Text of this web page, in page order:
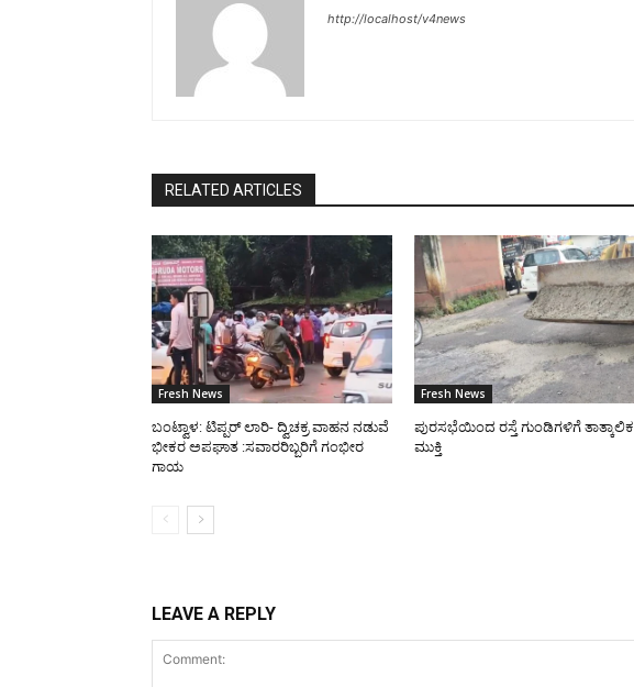
http://localhost/v4news
RELATED ARTICLES
Fresh News
ಬಂಟ್ವಾಳ: ಟಿಪ್ಪರ್ ಲಾರಿ- ದ್ವಿಚಕ್ರ ವಾಹನ ನಡುವೆ
ಭೀಕರ ಅಪಘಾತ :ಸವಾರರಿಬ್ಬರಿಗೆ ಗಂಭೀರ
ಗಾಯ
Fresh News
ಪುರಸಭೆಯಿಂದ ರಸ್ತೆ ಗುಂಡಿಗಳಿಗೆ ತಾತ್ಕಾಲಿಕ
ಮುಕ್ತಿ
LEAVE A REPLY